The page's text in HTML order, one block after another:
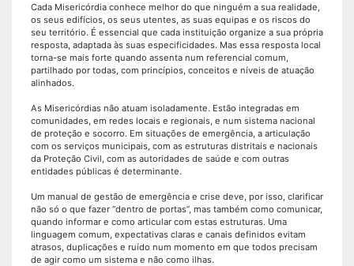
Cada Misericórdia conhece melhor do que ninguém a sua realidade,
os seus edifícios, os seus utentes, as suas equipas e os riscos do
seu território. É essencial que cada instituição organize a sua própria
resposta, adaptada às suas especificidades. Mas essa resposta local
torna-se mais forte quando assenta num referencial comum,
partilhado por todas, com princípios, conceitos e níveis de atuação
alinhados.
As Misericórdias não atuam isoladamente. Estão integradas em
comunidades, em redes locais e regionais, e num sistema nacional
de proteção e socorro. Em situações de emergência, a articulação
com os serviços municipais, com as estruturas distritais e nacionais
da Proteção Civil, com as autoridades de saúde e com outras
entidades públicas é determinante.
Um manual de gestão de emergência e crise deve, por isso, clarificar
não só o que fazer “dentro de portas”, mas também como comunicar,
quando informar e como articular com estas estruturas. Uma
linguagem comum, expectativas claras e canais definidos evitam
atrasos, duplicações e ruído num momento em que todos precisam
de agir como um sistema e não como ilhas.